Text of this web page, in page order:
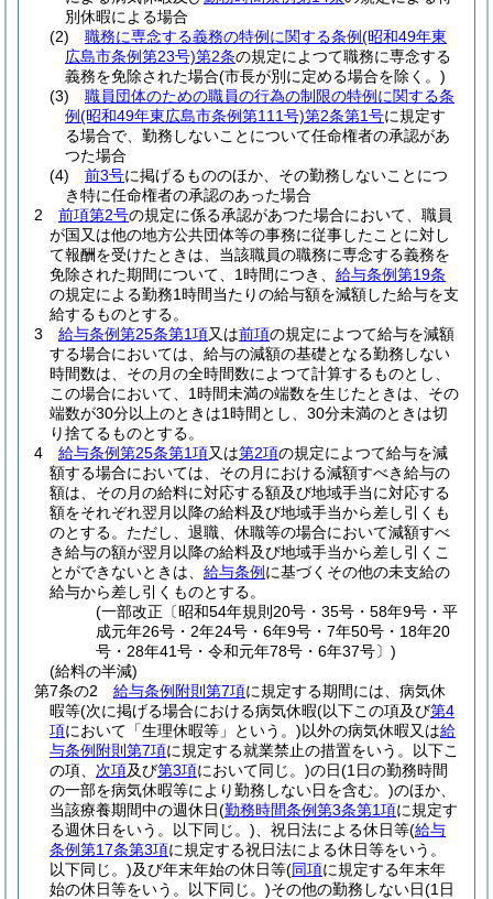
別休暇による場合
(2)
職務に専念する義務の特例に関する条例(昭和49年東
広島市条例第23号)第2条の規定によつて職務に専念する
義務を免除された場合(市長が別に定める場合を除く。)
(3)
職員団体のための職員の行為の制限の特例に関する条
例(昭和49年東広島市条例第111号)第2条第1号に規定す
る場合で、勤務しないことについて任命権者の承認があ
つた場合
(4)
前3号に掲げるもののほか、その勤務しないことにつ
き特に任命権者の承認のあった場合
2
前項第2号の規定に係る承認があつた場合において、職員
が国又は他の地方公共団体等の事務に従事したことに対し
て報酬を受けたときは、当該職員の職務に専念する義務を
免除された期間について、1時間につき、 給与条例第19条
の規定による勤務1時間当たりの給与額を減額した給与を支
給するものとする。
3
給与条例第25条第1項又は前項の規定によつて給与を減額
する場合においては、給与の減額の基礎となる勤務しない
時間数は、その月の全時間数によつて計算するものとし、
この場合において、1時間未満の端数を生じたときは、その
端数が30分以上のときは1時間とし、30分未満のときは切
り捨てるものとする。
4
給与条例第25条第1項又は第2項の規定によつて給与を減
額する場合においては、その月における減額すべき給与の
額は、その月の給料に対応する額及び地域手当に対応する
額をそれぞれ翌月以降の給料及び地域手当から差し引くも
のとする。 ただし、退職、休職等の場合において減額すべ
き給与の額が翌月以降の給料及び地域手当から差し引くこ
とができないときは、 給与条例 に基づくその他の未支給の
給与から差し引くものとする。
(一部改正〔昭和54年規則20号・35号・58年9号・平
成元年26号・2年24号・6年9号・7年50号・18年20
号・28年41号・令和元年78号・6年37号〕)
(給料の半減)
第7条の2
給与条例附則第7項に規定する期間には、病気休
暇等(次に掲げる場合における病気休暇(以下この項及び第4
項において「生理休暇等」という。)以外の病気休暇又は給
与条例附則第7項に規定する就業禁止の措置をいう。以下こ
の項、 次項及び第3項において同じ。)の日(1日の勤務時間
の一部を病気休暇等により勤務しない日を含む。)のほか、
当該療養期間中の週休日(勤務時間条例第3条第1項に規定す
る週休日をいう。以下同じ。) 、祝日法による休日等(給与
条例第17条第3項に規定する祝日法による休日等をいう。
以下同じ。)及び年末年始の休日等(同項に規定する年末年
始の休日等をいう。以下同じ。)その他の勤務しない日(1日